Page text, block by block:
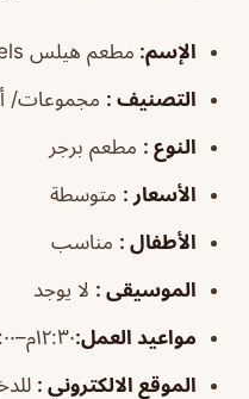
الإسم: مطعم هيلس Hels الخرج
التصنيف : مجموعات/
النوع : مطعم برجر
الأسعار : متوسطة
الأطفال : مناسب
الموسيقى : لا يوجد
مواعيد العمل:١٢:٣٠م–١٢:٠٠ص
الموقع الالكتروني :